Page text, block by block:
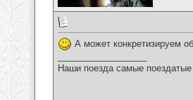
А может конкретизируем
Наши поезда самые поездатые